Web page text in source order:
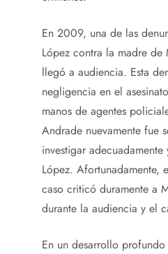
En 2009, una de las
López contra la madre de
llegó a audiencia. Esta
negligencia en el
manos de agentes
Andrade nuevamente fue
investigar
López. Afortunadamente,
caso criticó duramente a
durante la audiencia y el
En un desarrollo